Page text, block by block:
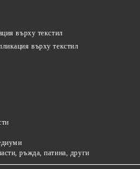
върху текстил
върху текстил
ръжда, патина, други